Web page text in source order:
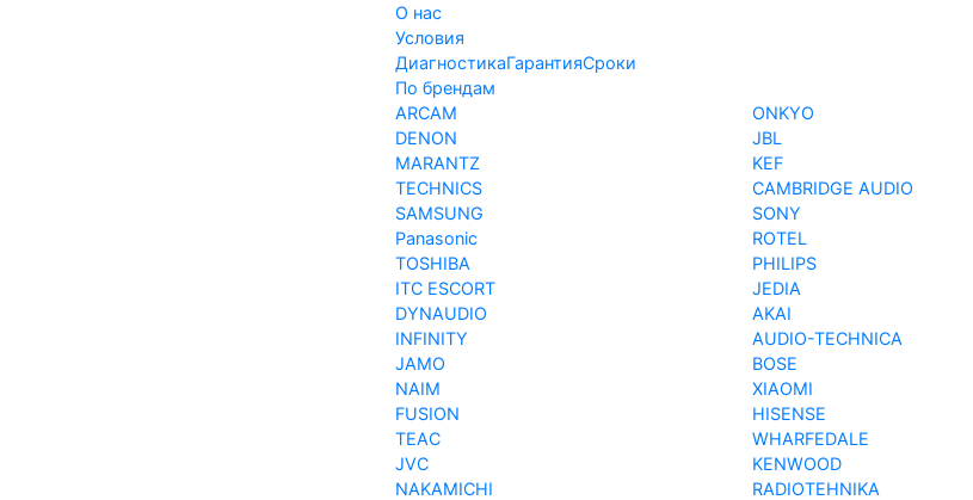
О нас
Условия
ДиагностикаГарантияСроки
По брендам
ARCAM
ONKYO
DENON
JBL
MARANTZ
KEF
TECHNICS
CAMBRIDGE AUDIO
SAMSUNG
SONY
Panasonic
ROTEL
TOSHIBA
PHILIPS
ITC ESCORT
JEDIA
DYNAUDIO
AKAI
INFINITY
AUDIO-TECHNICA
JAMO
BOSE
NAIM
XIAOMI
FUSION
HISENSE
TEAC
WHARFEDALE
JVC
KENWOOD
NAKAMICHI
RADIOTEHNIKA